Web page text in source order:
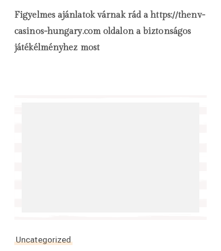
Figyelmes ajánlatok várnak rád a https://thenv-
casinos-hungary.com oldalon a biztonságos
játékélményhez most
Uncategorized